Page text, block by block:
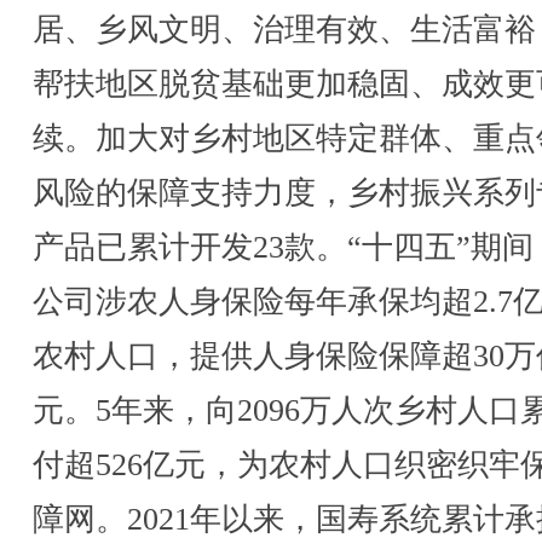
居、乡风文明、治理有效、生活富
帮扶地区脱贫基础更加稳固、成效
续。加大对乡村地区特定群体、重
风险的保障支持力度，乡村振兴系
产品已累计开发23款。“十四五”期
公司涉农人身保险每年承保均超2.7
农村人口，提供人身保险保障超30
元。5年来，向2096万人次乡村人口
付超526亿元，为农村人口织密织牢
障网。2021年以来，国寿系统累计